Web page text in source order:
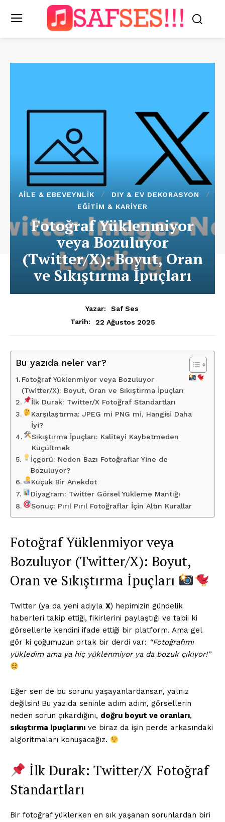
AILE & EBEVEYNLIK
DIY & EV DEKORASYON
EĞITIM & KARIYER
Fotoğraf Yüklenmiyor
veya Bozuluyor
(Twitter/X): Boyut, Oran
ve Sıkıştırma İpuçları
Yazar:
Saf Ses
Tarih:
22 Ağustos 2025
Bu yazıda neler var?
Fotoğraf Yüklenmiyor veya Bozuluyor
(Twitter/X): Boyut, Oran ve Sıkıştırma İpuçları
İlk Durak: Twitter/X Fotoğraf Standartları
Karşılaştırma: JPEG mi PNG mi, Hangisi Daha
İyi?
Sıkıştırma İpuçları: Kaliteyi Kaybetmeden
Küçültmek
İçgörü: Neden Bazı Fotoğraflar Yine de
Bozuluyor?
Küçük Bir Anekdot
Diyagram: Twitter Görsel Yükleme Mantığı
Sonuç: Pırıl Pırıl Fotoğraflar İçin Altın Kurallar
Fotoğraf Yüklenmiyor veya
Bozuluyor (Twitter/X): Boyut,
Oran ve Sıkıştırma İpuçları
Twitter (ya da yeni adıyla X) hepimizin gündelik
haberleri takip ettiği, fikirlerini paylaştığı ve tabii ki
görsellerle kendini ifade ettiği bir platform. Ama gel
gör ki çoğumuzun ortak bir derdi var: “Fotoğrafımı
yükledim ama ya hiç yüklenmiyor ya da bozuk çıkıyor!”
Eğer sen de bu sorunu yaşayanlardansan, yalnız
değilsin! Bu yazıda seninle adım adım, görsellerin
neden sorun çıkardığını, doğru boyut ve oranları,
sıkıştırma ipuçlarını ve biraz da işin perde arkasındaki
algoritmaları konuşacağız.
İlk Durak: Twitter/X Fotoğraf
Standartları
Bir fotoğraf yüklerken en sık yaşanan sorunlardan biri